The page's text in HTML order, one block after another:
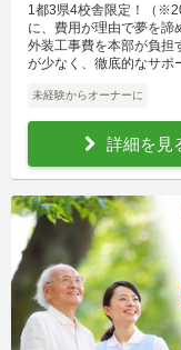
1都3県4校舎限定！（
に、費用が理由で夢を諦
外装工事費を本部が負担
が少なく、徹底的なサポ
未経験からオーナーに
詳細を見